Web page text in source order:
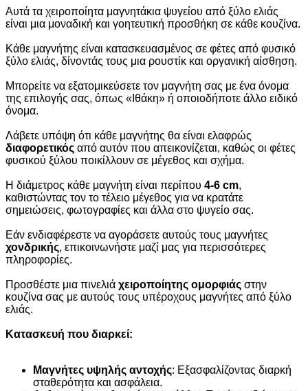
Αυτά τα χειροποίητα μαγνητάκια ψυγείου από ξύλο ελιάς
είναι μια μοναδική και γοητευτική προσθήκη σε κάθε κουζίνα.
Κάθε μαγνήτης είναι κατασκευασμένος σε φέτες από φυσικό
ξύλο ελιάς, δίνοντάς τους μια ρουστίκ και οργανική αίσθηση.
Μπορείτε να εξατομικεύσετε τον μαγνήτη σας με ένα όνομα
της επιλογής σας, όπως «Ιθάκη» ή οποιοδήποτε άλλο ειδικό
όνομα.
Λάβετε υπόψη ότι κάθε μαγνήτης θα είναι ελαφρώς
διαφορετικός από αυτόν που απεικονίζεται, καθώς οι φέτες
φυσικού ξύλου ποικίλλουν σε μέγεθος και σχήμα.
Η διάμετρος κάθε μαγνήτη είναι περίπου 4-6 cm,
καθιστώντας τον το τέλειο μέγεθος για να κρατάτε
σημειώσεις, φωτογραφίες και άλλα στο ψυγείο σας.
Εάν ενδιαφέρεστε να αγοράσετε αυτούς τους μαγνήτες
χονδρικής, επικοινωνήστε μαζί μας για περισσότερες
πληροφορίες.
Προσθέστε μια πινελιά χειροποίητης ομορφιάς στην
κουζίνα σας με αυτούς τους υπέροχους μαγνήτες από ξύλο
ελιάς.
Κατασκευή που διαρκεί:
Μαγνήτες υψηλής αντοχής: Εξασφαλίζοντας διαρκή
σταθερότητα και ασφάλεια.